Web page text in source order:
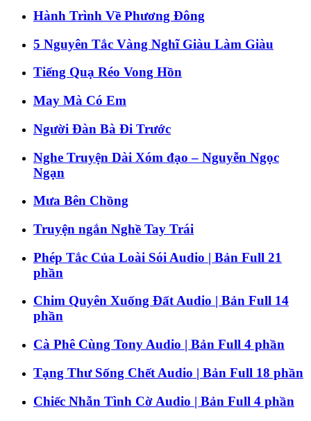
Hành Trình Về Phương Đông
5 Nguyên Tắc Vàng Nghĩ Giàu Làm Giàu
Tiếng Quạ Réo Vong Hồn
May Mà Có Em
Người Đàn Bà Đi Trước
Nghe Truyện Dài Xóm đạo – Nguyễn Ngọc
Ngạn
Mưa Bên Chồng
Truyện ngắn Nghề Tay Trái
Phép Tắc Của Loài Sói Audio | Bản Full 21
phần
Chim Quyên Xuống Đất Audio | Bản Full 14
phần
Cà Phê Cùng Tony Audio | Bản Full 4 phần
Tạng Thư Sống Chết Audio | Bản Full 18 phần
Chiếc Nhẫn Tình Cờ Audio | Bản Full 4 phần